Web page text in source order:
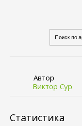
Автор
Виктор Сур
Статистика